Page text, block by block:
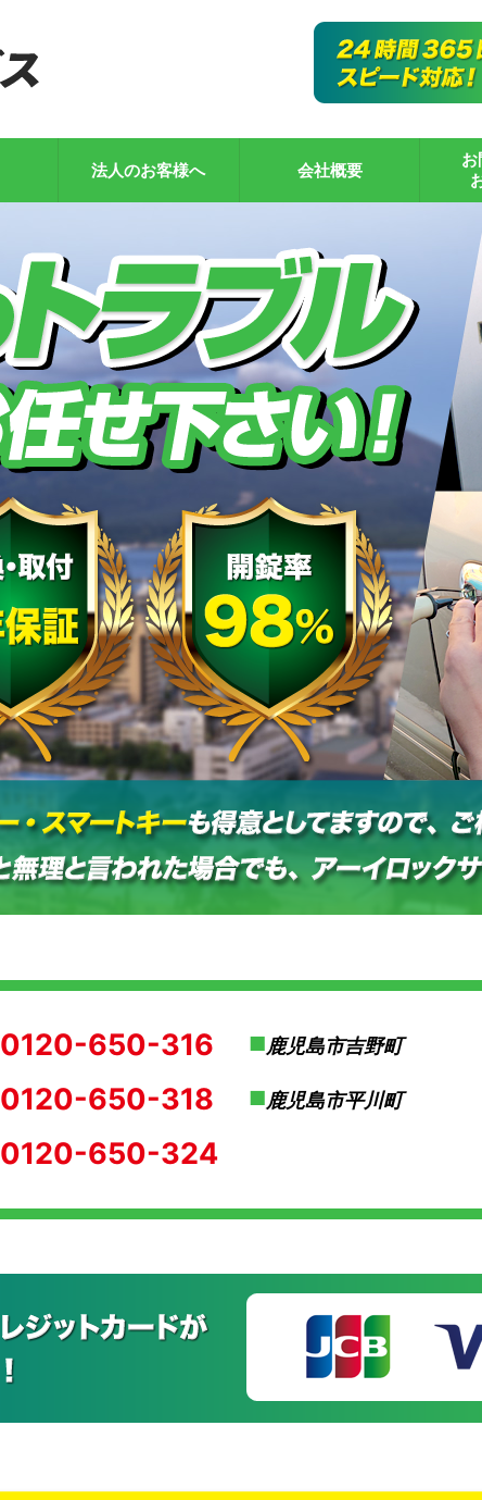
法人のお客様へ 会社概要
0120-650-316 鹿児島市吉野町
0120-650-318 鹿児島市平川町
0120-650-324